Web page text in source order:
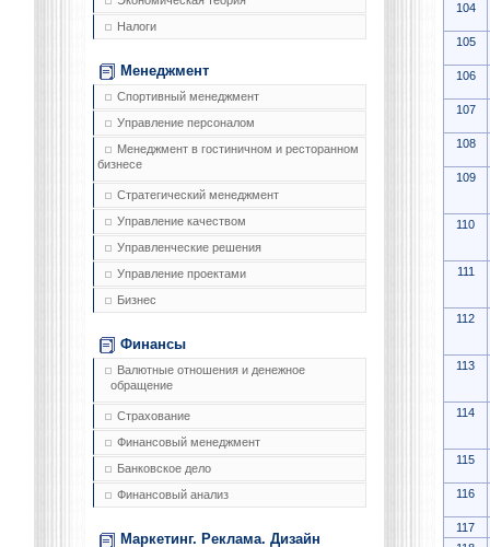
Налоги
Менеджмент
Спортивный менеджмент
Управление персоналом
Менеджмент в гостиничном и ресторанном
бизнесе
Стратегический менеджмент
Управление качеством
Управленческие решения
Управление проектами
Бизнес
Финансы
Валютные отношения и денежное
обращение
Страхование
Финансовый менеджмент
Банковское дело
Финансовый анализ
Маркетинг. Реклама. Дизайн
104
105
106
107
108
109
110
111
112
113
114
115
116
117